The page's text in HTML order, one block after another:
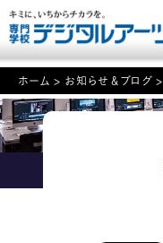
NEWS
学科・専攻案内
ホーム > お知らせ＆ブログ >